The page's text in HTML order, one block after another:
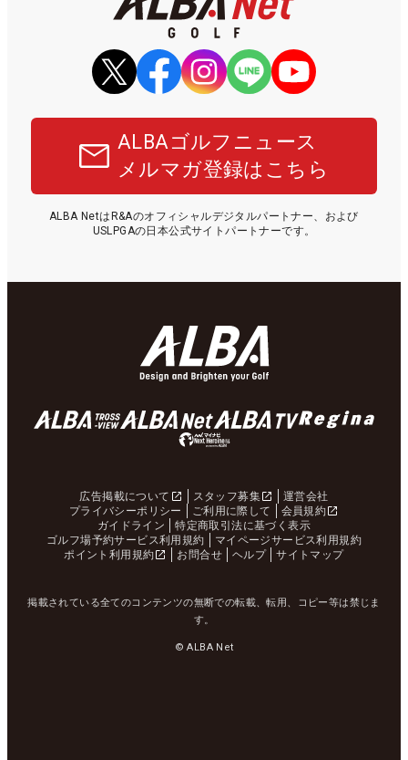
ALBAゴルフニュース
メルマガ登録はこちら
ALBA NetはR&Aのオフィシャルデジタルパートナー、および
USLPGAの日本公式サイトパートナーです。
広告掲載について スタッフ募集
運営会社
プライバシーポリシー
ご利用に際して
会員規約
ガイドライン
特定商取引法に基づく表示
ゴルフ場予約サービス利用規約
マイページサービス利用規約
ポイント利用規約
お問合せ ヘルプ サイトマップ
掲載されている全てのコンテンツの無断での転載、転用、コピー等は禁じま
す。
© ALBA Net